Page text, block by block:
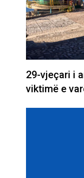
29-vjeçari i
viktimë e